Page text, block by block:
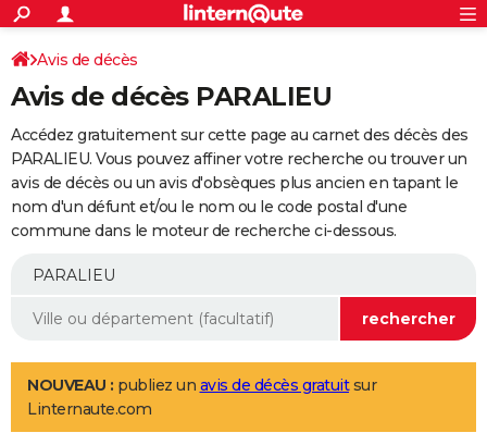
ACTUALITÉS
Politique
Société
Faits Divers
Education
Monde
Villes
+
SPORT
Coupe du monde 2026
Football
Tennis
Cyclisme
Rugby
Forum
Programme TV
TNT
Streaming
Cinéma
Sorties cinéma
Musique
+
FINANCE
Retraite
Epargne
Immobilier
Risques naturels par ville
Banque
Assurance
AUTO
Essais
Réserver un essai
Citadines
Berlines
SUV
Forum auto
+
Mobiles
Meilleur smartphone
Internet
Ordinateurs
Jeux vidéo
Guide high-tech
Aménagement intérieur
LIFESTYLE
Art de vivre
Bien-être
Loisirs
Mode
Modes de vie
Avis de décès
Avis de décès PARALIEU
Accédez gratuitement sur cette page au carnet des décès des
PARALIEU. Vous pouvez affiner votre recherche ou trouver un
avis de décès ou un avis d'obsèques plus ancien en tapant le
nom d'un défunt et/ou le nom ou le code postal d'une
commune dans le moteur de recherche ci-dessous.
NOUVEAU : publiez un avis de décès gratuitsur
Linternaute.com